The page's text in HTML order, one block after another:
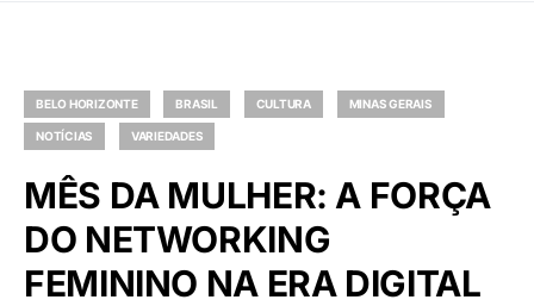
BELO HORIZONTE BRASIL CULTURA MINAS GERAIS
NOTÍCIAS VARIEDADES
MÊS DA MULHER: A FORÇA
DO NETWORKING
FEMININO NA ERA DIGITAL